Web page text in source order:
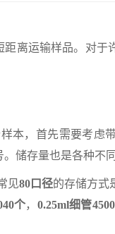
运输样品。对于
，首先需要考虑
储存量也是各种不同
见80口径的存储方式
个， 0.25ml细管